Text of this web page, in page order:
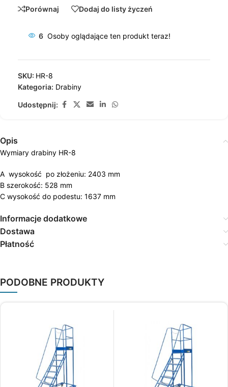
Porównaj Dodaj do listy życzeń
6 Osoby oglądające ten produkt teraz!
SKU: HR-8
Kategoria: Drabiny
Udostępnij:
Opis
Wymiary drabiny HR-8
A wysokość po złożeniu: 2403 mm
B szerokość: 528 mm
C wysokość do podestu: 1637 mm
Informacje dodatkowe
Dostawa
Płatność
PODOBNE PRODUKTY